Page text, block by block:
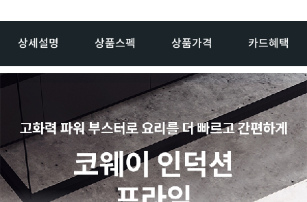
상세설명 상품스펙 상품가격 카드혜택